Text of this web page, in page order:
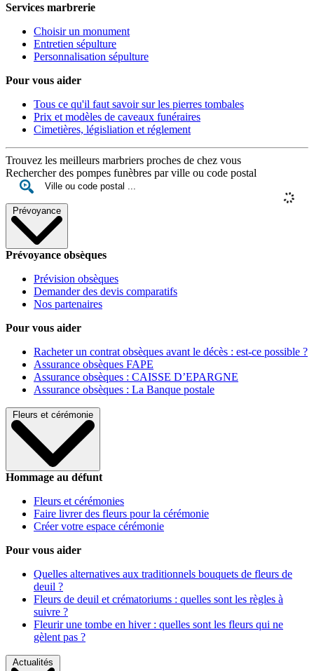
Services marbrerie
Choisir un monument
Entretien sépulture
Personnalisation sépulture
Pour vous aider
Tous ce qu'il faut savoir sur les pierres tombales
Prix et modèles de caveaux funéraires
Cimetières, législiation et réglement
Trouvez les meilleurs marbriers proches de chez vous
Rechercher des pompes funèbres par ville ou code postal
Prévoyance
Prévoyance obsèques
Prévision obsèques
Demander des devis comparatifs
Nos partenaires
Pour vous aider
Racheter un contrat obsèques avant le décès : est-ce possible ?
Assurance obsèques FAPE
Assurance obsèques : CAISSE D’EPARGNE
Assurance obsèques : La Banque postale
Fleurs et cérémonie
Hommage au défunt
Fleurs et cérémonies
Faire livrer des fleurs pour la cérémonie
Créer votre espace cérémonie
Pour vous aider
Quelles alternatives aux traditionnels bouquets de fleurs de
deuil ?
Fleurs de deuil et crématoriums : quelles sont les règles à
suivre ?
Fleurir une tombe en hiver : quelles sont les fleurs qui ne
gèlent pas ?
Actualités